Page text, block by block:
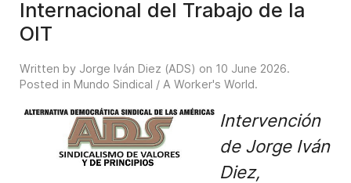
Internacional del Trabajo de la
OIT
Written by Jorge Iván Diez (ADS) on 10 June 2026.
Posted in Mundo Sindical / A Worker's World.
Intervención
de Jorge Iván
Diez,